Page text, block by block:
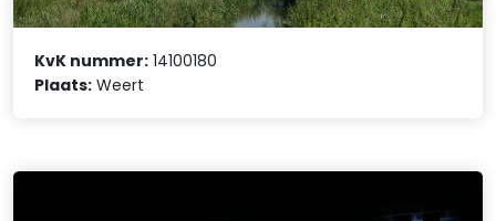
KvK nummer: 14100180
Plaats: Weert